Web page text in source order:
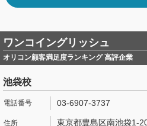
ワンコイングリッシュ
オリコン顧客満足度ランキング 高評企業
池袋校
03-6907-3737
東京都豊島区南池袋1-